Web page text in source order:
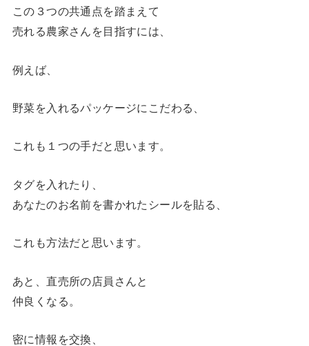
この３つの共通点を踏まえて
売れる農家さんを目指すには、
例えば、
野菜を入れるパッケージにこだわる、
これも１つの手だと思います。
タグを入れたり、
あなたのお名前を書かれたシールを貼る、
これも方法だと思います。
あと、直売所の店員さんと
仲良くなる。
密に情報を交換、